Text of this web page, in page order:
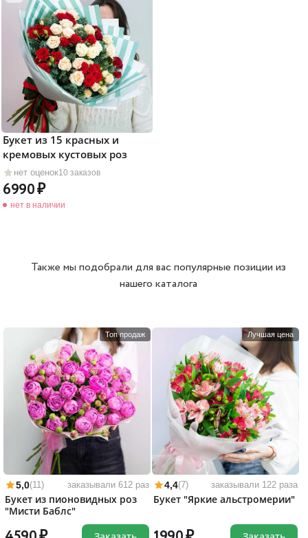
нет оценок10 заказов
Букет из 15 красных и
кремовых кустовых роз
6990
нет в наличии
Также мы подобрали для вас популярные позиции из
нашего каталога
Топ продаж
5,0(11) заказывали 612 раз
Букет из пионовидных роз
"Мисти Баблс"
Лучшая цена
4,4(7) заказывали 122 раза
Букет "Яркие альстромерии"